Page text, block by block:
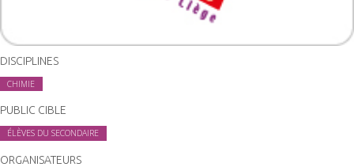
DISCIPLINES
CHIMIE
PUBLIC CIBLE
ÉLÈVES DU SECONDAIRE
ORGANISATEURS